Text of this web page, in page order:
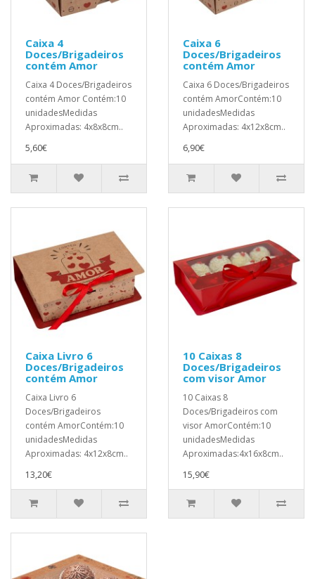
Caixa 4
Doces/Brigadeiros
contém Amor
Caixa 4 Doces/Brigadeiros
contém Amor Contém:10
unidadesMedidas
Aproximadas: 4x8x8cm..
5,60€
Caixa 6
Doces/Brigadeiros
contém Amor
Caixa 6 Doces/Brigadeiros
contém AmorContém:10
unidadesMedidas
Aproximadas: 4x12x8cm..
6,90€
Caixa Livro 6
Doces/Brigadeiros
contém Amor
Caixa Livro 6
Doces/Brigadeiros
contém AmorContém:10
unidadesMedidas
Aproximadas: 4x12x8cm..
13,20€
10 Caixas 8
Doces/Brigadeiros
com visor Amor
10 Caixas 8
Doces/Brigadeiros com
visor AmorContém:10
unidadesMedidas
Aproximadas:4x16x8cm..
15,90€